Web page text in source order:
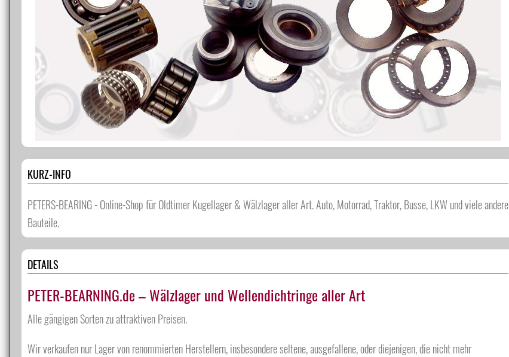
KURZ-INFO
PETERS-BEARING - Online-Shop für Oldtimer Kugellager & Wälzlager aller Art. Auto, Motorrad, Traktor, Busse, LKW und viele andere
Bauteile.
DETAILS
PETER-BEARNING.de – Wälzlager und Wellendichtringe aller Art
Alle gängigen Sorten zu attraktiven Preisen.
Wir verkaufen nur Lager von renommierten Herstellern, insbesondere seltene, ausgefallene, oder diejenigen, die nicht mehr
Werbeanzeigen auf CLASSIC-PORTAL.com